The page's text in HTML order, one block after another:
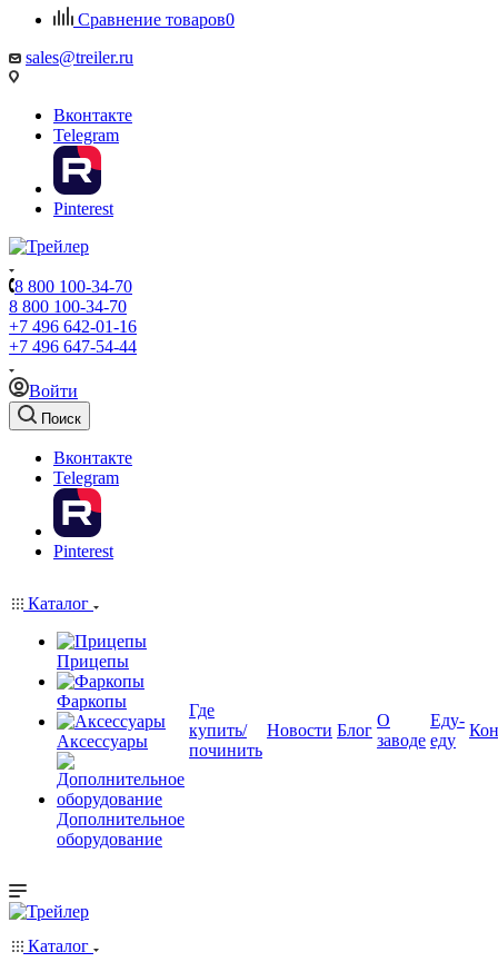
Сравнение товаров0
sales@treiler.ru
Вконтакте
Telegram
Pinterest
8 800 100-34-70
8 800 100-34-70
+7 496 642-01-16
+7 496 647-54-44
Войти
Поиск
Вконтакте
Telegram
Pinterest
Каталог
Прицепы
Фаркопы
Аксессуары
Дополнительное
оборудование
Где
купить/
починить
Новости Блог
О
заводе
Еду-
еду
Каталог